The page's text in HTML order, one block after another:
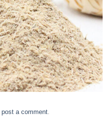
post a comment